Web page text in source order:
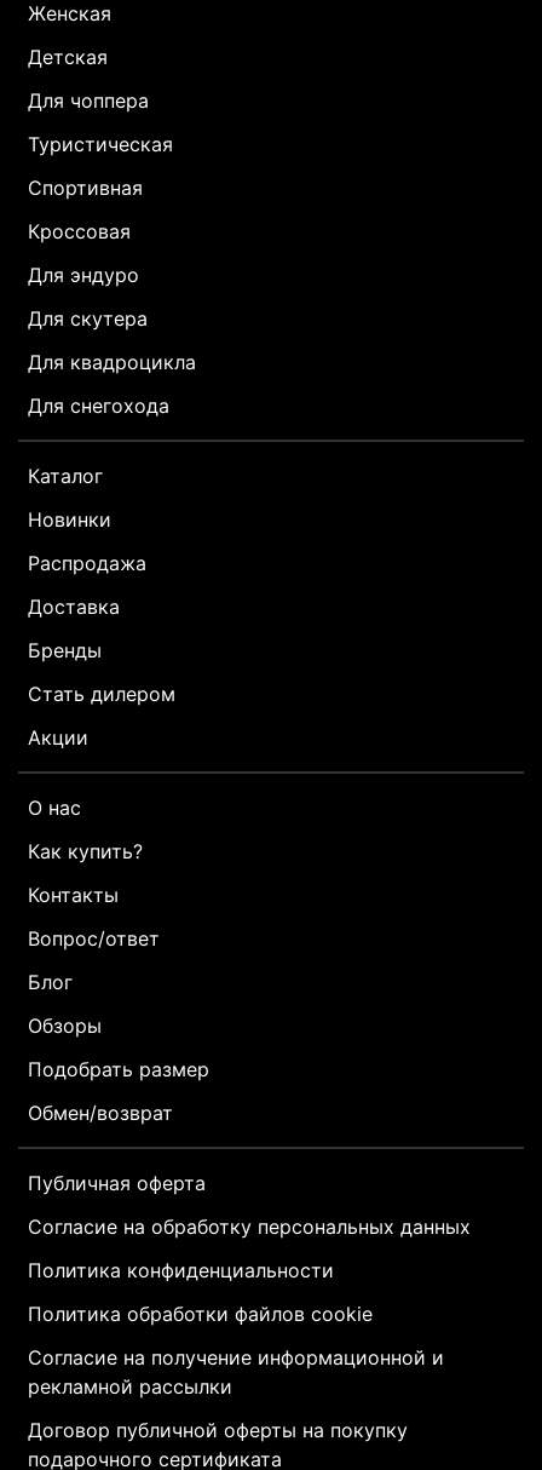
Женская
Детская
Для чоппера
Туристическая
Спортивная
Кроссовая
Для эндуро
Для скутера
Для квадроцикла
Для снегохода
Каталог
Новинки
Распродажа
Доставка
Бренды
Стать дилером
Акции
О нас
Как купить?
Контакты
Вопрос/ответ
Блог
Обзоры
Подобрать размер
Обмен/возврат
Публичная оферта
Согласие на обработку персональных данных
Политика конфиденциальности
Политика обработки файлов cookie
Согласие на получение информационной и
рекламной рассылки
Договор публичной оферты на покупку
подарочного сертификата